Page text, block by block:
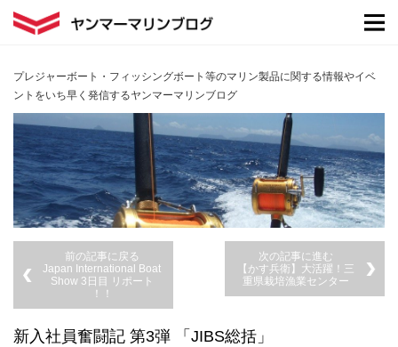
プレジャーボート・フィッシングボート等のマリン製品に関する情報やイベ
ントをいち早く発信するヤンマーマリンブログ
前の記事に戻る
Japan International Boat
Show 3日目 リポート
！！
次の記事に進む
【かす兵衛】大活躍！三
重県栽培漁業センター
新入社員奮闘記 第3弾 「JIBS総括」